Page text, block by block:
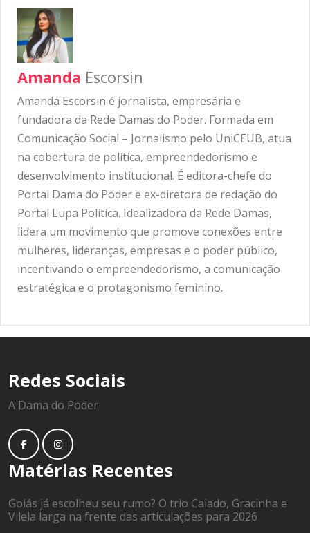
Amanda Escorsin
Amanda Escorsin é jornalista, empresária e
fundadora da Rede Damas do Poder. Formada em
Comunicação Social – Jornalismo pelo UniCEUB, atua
na cobertura de política, empreendedorismo e
desenvolvimento institucional. É editora-chefe do
Portal Dama do Poder e ex-diretora de redação do
Portal Lupa Política. Idealizadora da Rede Damas,
lidera um movimento que promove conexões entre
mulheres, lideranças, empresas e o poder público,
incentivando o empreendedorismo, a comunicação
estratégica e o protagonismo feminino.
Redes Sociais
A Dama do Poder
Matérias Recentes
Goiás já escolheu seu rumo? O trio Caiado, Gracinha e
Vilela larga na frente das articulações para 2026